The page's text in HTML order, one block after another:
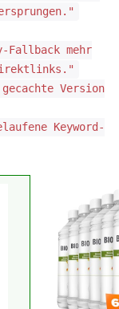
Fallback mehr
Version
Keyword-